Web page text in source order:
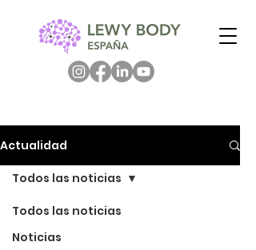
Actualidad
Todos las noticias
Noticias
Todos las noticias